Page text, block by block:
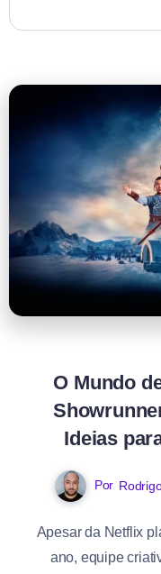
O Mundo
Ideias
Por
Apesar da Netflix
ano, equipe